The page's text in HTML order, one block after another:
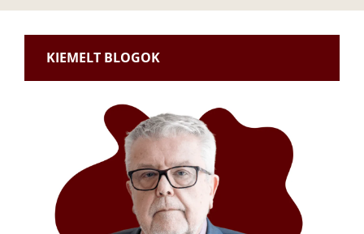
KIEMELT BLOGOK